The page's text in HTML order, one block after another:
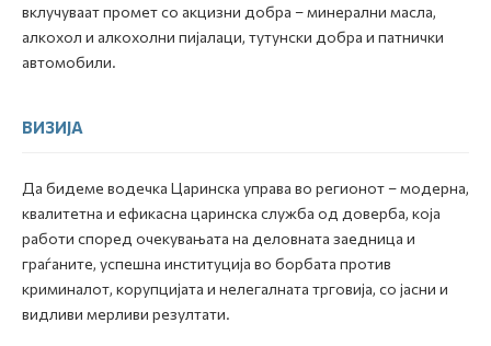
вклучуваат промет со акцизни добра – минерални масла,
алкохол и алкохолни пијалаци, тутунски добра и патнички
автомобили.
ВИЗИЈА
Да бидеме водечка Царинска управа во регионот – модерна,
квалитетна и ефикасна царинска служба од доверба, која
работи според очекувањата на деловната заедница и
граѓаните, успешна институција во борбата против
криминалот, корупцијата и нелегалната трговија, со јасни и
видливи мерливи резултати.